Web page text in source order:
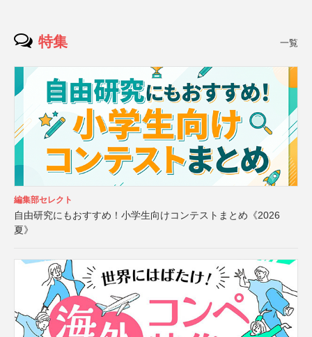
特集 一覧
編集部セレクト
自由研究にもおすすめ！小学生向けコンテストまとめ《2026
夏》